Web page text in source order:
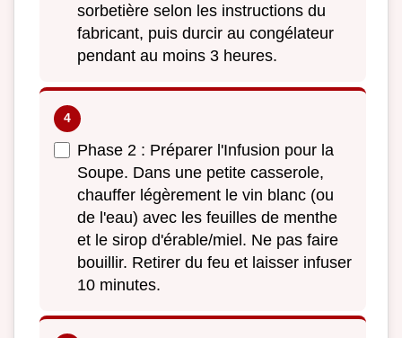
sorbetière selon les instructions du
fabricant, puis durcir au congélateur
pendant au moins 3 heures.
Phase 2 : Préparer l'Infusion pour la
Soupe. Dans une petite casserole,
chauffer légèrement le vin blanc (ou
de l'eau) avec les feuilles de menthe
et le sirop d'érable/miel. Ne pas faire
bouillir. Retirer du feu et laisser infuser
10 minutes.